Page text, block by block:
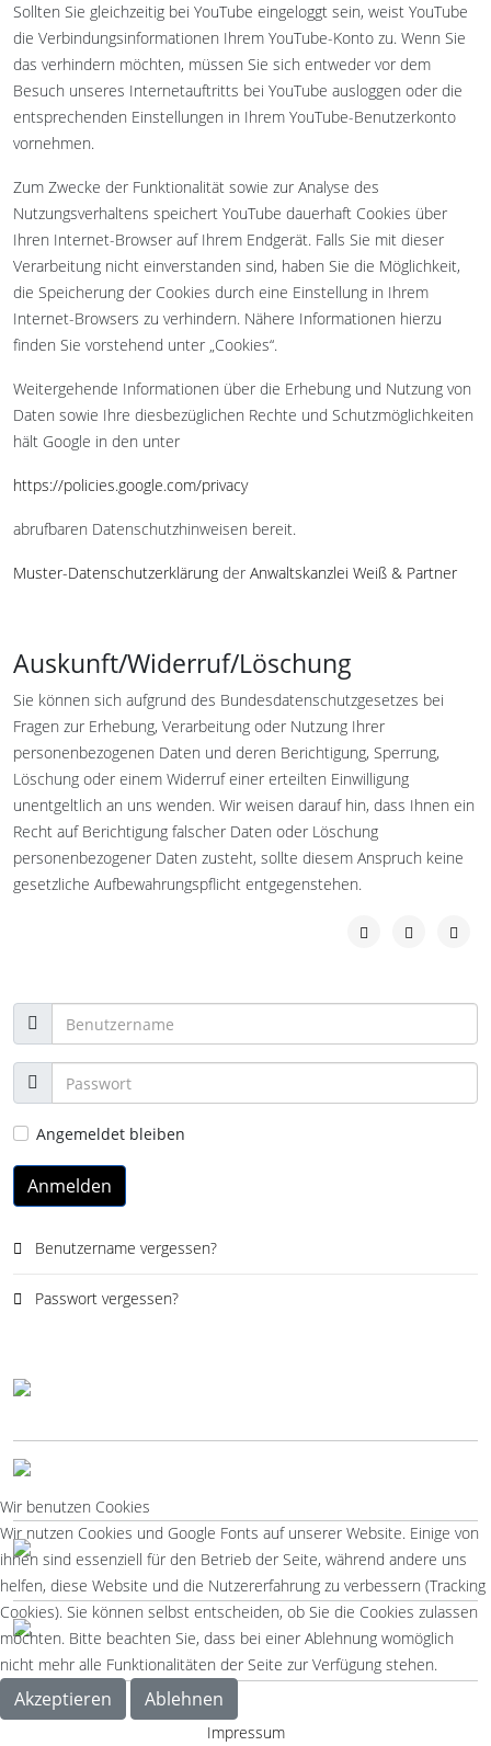
Sollten Sie gleichzeitig bei YouTube eingeloggt sein, weist YouTube
die Verbindungsinformationen Ihrem YouTube-Konto zu. Wenn Sie
das verhindern möchten, müssen Sie sich entweder vor dem
Besuch unseres Internetauftritts bei YouTube ausloggen oder die
entsprechenden Einstellungen in Ihrem YouTube-Benutzerkonto
vornehmen.
Zum Zwecke der Funktionalität sowie zur Analyse des
Nutzungsverhaltens speichert YouTube dauerhaft Cookies über
Ihren Internet-Browser auf Ihrem Endgerät. Falls Sie mit dieser
Verarbeitung nicht einverstanden sind, haben Sie die Möglichkeit,
die Speicherung der Cookies durch eine Einstellung in Ihrem
Internet-Browsers zu verhindern. Nähere Informationen hierzu
finden Sie vorstehend unter „Cookies“.
Weitergehende Informationen über die Erhebung und Nutzung von
Daten sowie Ihre diesbezüglichen Rechte und Schutzmöglichkeiten
hält Google in den unter
https://policies.google.com/privacy
abrufbaren Datenschutzhinweisen bereit.
Muster-Datenschutzerklärung der Anwaltskanzlei Weiß & Partner
Auskunft/Widerruf/Löschung
Sie können sich aufgrund des Bundesdatenschutzgesetzes bei
Fragen zur Erhebung, Verarbeitung oder Nutzung Ihrer
personenbezogenen Daten und deren Berichtigung, Sperrung,
Löschung oder einem Widerruf einer erteilten Einwilligung
unentgeltlich an uns wenden. Wir weisen darauf hin, dass Ihnen ein
Recht auf Berichtigung falscher Daten oder Löschung
personenbezogener Daten zusteht, sollte diesem Anspruch keine
gesetzliche Aufbewahrungspflicht entgegenstehen.
Angemeldet bleiben
Anmelden
Benutzername vergessen?
Passwort vergessen?
Wir benutzen Cookies
Wir nutzen Cookies und Google Fonts auf unserer Website. Einige von
ihnen sind essenziell für den Betrieb der Seite, während andere uns
helfen, diese Website und die Nutzererfahrung zu verbessern (Tracking
Cookies). Sie können selbst entscheiden, ob Sie die Cookies zulassen
möchten. Bitte beachten Sie, dass bei einer Ablehnung womöglich
nicht mehr alle Funktionalitäten der Seite zur Verfügung stehen.
Akzeptieren Ablehnen
Impressum